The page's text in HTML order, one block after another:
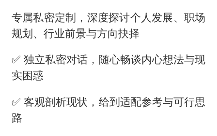
专属私密定制，深度探讨个人发展、职场
规划、行业前景与方向抉择
✅ 独立私密对话，随心畅谈内心想法与现
实困惑
✅ 客观剖析现状，给到适配参考与可行思
路